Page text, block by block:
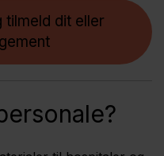
tilmeld dit eller